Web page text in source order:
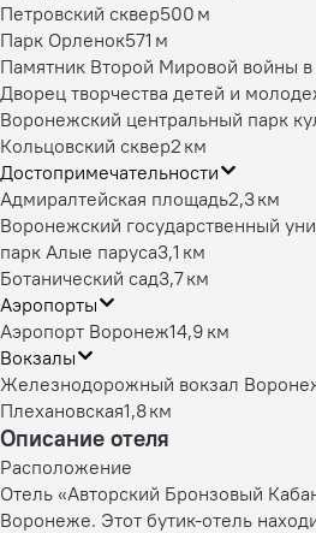
Петровский сквер500 м
Парк Орленок571 м
Памятник Второй Мировой войны
Дворец творчества детей и
Воронежский центральный парк
Кольцовский сквер2 км
Достопримечательности
Адмиралтейская площадь2,3 км
Воронежский государственный
парк Алые паруса3,1 км
Ботанический сад3,7 км
Аэропорты
Аэропорт Воронеж14,9 км
Вокзалы
Железнодорожный вокзал
Плехановская1,8 км
Описание отеля
Расположение
Отель «Авторский Бронзовый
Воронеже. Этот бутик-отель